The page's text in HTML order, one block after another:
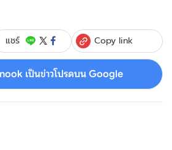
แชร์ Copy link
เป็นข่าวโปรดบน Google